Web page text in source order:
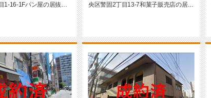
1-16-1Fパン屋の居抜き
央区警固2丁目13-7和菓子販売店の居抜